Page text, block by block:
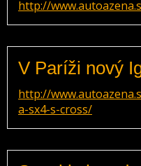
http://
V Paríži nový
http://
a-sx4-s-cross/